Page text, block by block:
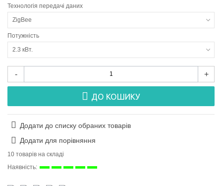
Технологія передачі даних
ZigBee
Потужність
2.3 кВт.
- +
ДО КОШИКУ
Додати до списку обраних товарів
Додати для порівняння
10 товарів на складі
Наявність: